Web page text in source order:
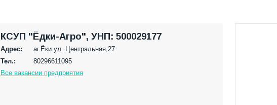
КСУП "Ёдки-Агро", УНП: 500029177
Адрес:
аг.Ёки ул. Центральная,27
Тел.:
80296611095
Все вакансии предприятия